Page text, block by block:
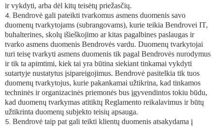
ir vykdyti, arba dėl kitų teisėtų priežasčių.
Bendrovė gali pateikti tvarkomus asmens duomenis savo
duomenų tvarkytojams (subrangovams), kurie teikia Bendrovei IT,
buhalterines, skolų išieškojimo ar kitas pagalbines paslaugas ir
tvarko asmens duomenis Bendrovės vardu. Duomenų tvarkytojai
turi teisę tvarkyti asmens duomenis tik pagal Bendrovės nurodymus
ir tik ta apimtimi, kiek tai yra būtina siekiant tinkamai vykdyti
sutartyje nustatytus įsipareigojimus. Bendrovė pasitelkia tik tuos
duomenų tvarkytojus, kurie pakankamai užtikrina, kad tinkamos
techninės ir organizacinės priemonės bus įgyvendintos tokiu būdu,
kad duomenų tvarkymas atitiktų Reglamento reikalavimus ir būtų
užtikrinta duomenų subjekto teisių apsauga.
Bendrovė taip pat gali teikti klientų duomenis atsakydama į